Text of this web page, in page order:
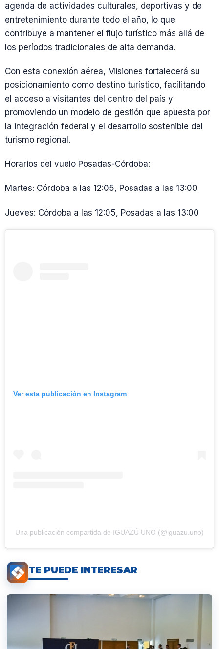
agenda de actividades culturales, deportivas y de
entretenimiento durante todo el año, lo que
contribuye a mantener el flujo turístico más allá de
los períodos tradicionales de alta demanda.
Con esta conexión aérea, Misiones fortalecerá su
posicionamiento como destino turístico, facilitando
el acceso a visitantes del centro del país y
promoviendo un modelo de gestión que apuesta por
la integración federal y el desarrollo sostenible del
turismo regional.
Horarios del vuelo Posadas-Córdoba:
Martes: Córdoba a las 12:05, Posadas a las 13:00
Jueves: Córdoba a las 12:05, Posadas a las 13:00
Ver esta publicación en Instagram
Una publicación compartida de IGUAZÚ UNO (@iguazu.uno)
TE PUEDE INTERESAR